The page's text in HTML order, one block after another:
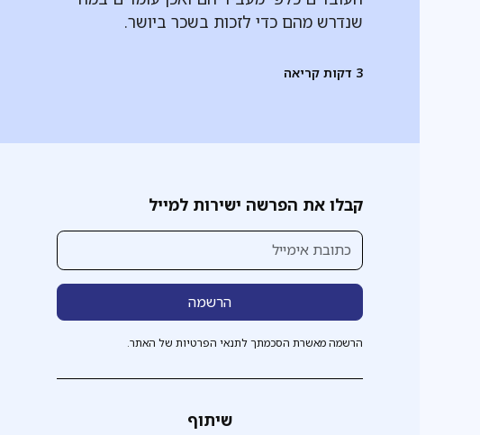
שנדרש מהם כדי לזכות בשכר ביושר.
3 דקות קריאה
קבלו את הפרשה ישירות למייל
הרשמה מאשרת הסכמתך לתנאי הפרטיות של האתר.
שיתוף